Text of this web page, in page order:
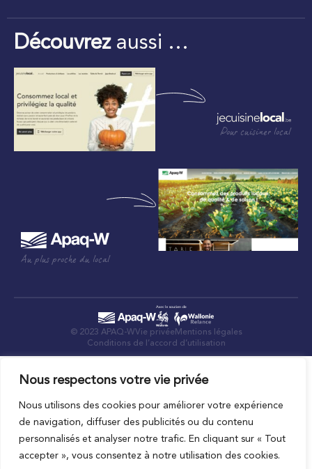
Nous respectons votre vie privée
Nous utilisons des cookies pour améliorer votre expérience
de navigation, diffuser des publicités ou du contenu
personnalisés et analyser notre trafic. En cliquant sur « Tout
accepter », vous consentez à notre utilisation des cookies.
Découvrezaussi …
Pour cuisiner local
Au plus proche du local
© 2023 APAQ-WVie privée Mentions légales
Conditions de l’accord d’utilisation